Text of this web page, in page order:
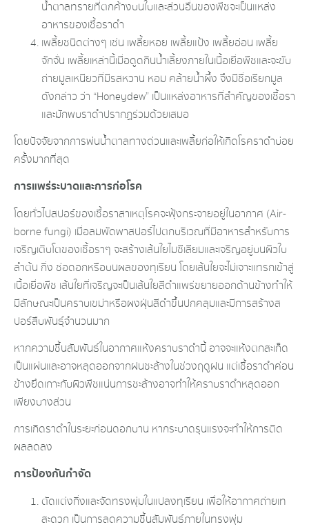
น้ำตาลทรายที่ตกค้างบนใบและส่วนอื่นของพืชจะเป็นแหล่ง
อาหารของเชื้อราดำ
เพลี้ยชนิดต่างๆ เช่น เพลี้ยหอย เพลี้ยแป้ง เพลี้ยอ่อน เพลี้ย
จักจั่น เพลี้ยเหล่านี้เมื่อดูดกินน้ำเลี้ยงภายในเนื้อเยื่อพืชและจะขับ
ถ่ายมูลเหนียวที่มีรสหวาน หอม คล้ายน้ำผึ้ง จึงมีชื่อเรียกมูล
ดังกล่าว ​ว่า “Honeydew” เป็นแหล่งอาหารที่สำคัญของเชื้อรา
และมักพบราดำปรากฏ​ร่วมด้วยเสมอ
โดยปัจจัยจากการพ่นน้ำตาลทางด่วนและเพลี้ยก่อให้เกิดโรคราดำบ่อย
ครั้งมากที่สุด
การแพร่ระบาดและการก่อโรค
โดยทั่วไปสปอร์​ของเชื้อราสาเหตุโรคจะฟุ้งกระจายอยู่ในอากาศ (Air-
borne fungi) เมื่อลมพัดพาสปอร์ไปตกบริเวณ​ที่มีอาหารสำหรับการ
เจริญเติบโต​ของเชื้อราๆ จะสร้างเส้นใยไมซีเลียมและเจริญ​อยู่​บนผิวใบ
ลำต้น กิ่ง ช่อดอกหรือบนผลของทุเรียน โดยเส้นใยจะไม่เจาะแทรกเข้าสู่
เนื้อเยื่อ​พืช​ เส้นใยที่เจริญ​จะเป็นเส้นใยสีดำแพร่ขยายออกด้านข้างทำให้
มีลักษณะ​เป็นคราบเขม่าหรือผงฝุ่นสีดำขึ้นปกคลุมและมีการสร้างส
ปอร์​สืบพันธุ์​จำนวนมาก
หากความชื้นสัมพันธ์​ในอากาศ​แห้งคราบราดำนี้ อาจจะแห้งตกสะเก็ด​
เป็นแผ่นและอาจหลุดออกจากฝนชะล้างในช่วงฤดูฝน แต่เชื้อราดำค่อน
ข้างยึดเกาะกับผิวพืชแน่นการชะล้างอาจทำให้คราบราดำหลุดออก
เพียงบางส่วน​
การเกิดราดำในระยะก่อนดอกบาน หากระบาดรุนแรงจะทำให้การติด
ผลลดลง
การป้องกันกำจัด
ตัดแต่งกิ่งและจัดทรงพุ่มในแปลงทุเรียน เพื่อให้อากาศถ่ายเท
สะดวก เป็นการลดความชื้นสัมพันธ์​ภายในทรงพุ่ม